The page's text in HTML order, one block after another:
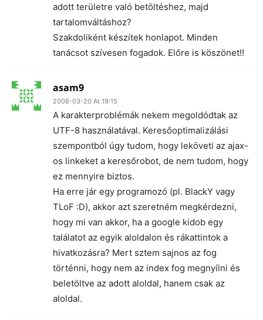
adott területre való betöltéshez, majd
tartalomváltáshoz?
Szakdoliként készítek honlapot. Minden
tanácsot szívesen fogadok. Előre is köszönet!!
asam9
2008-03-20 At 19:15
A karakterproblémák nekem megoldódtak az
UTF-8 használatával. Keresőoptimalizálási
szempontból úgy tudom, hogy leköveti az ajax-
os linkeket a keresőrobot, de nem tudom, hogy
ez mennyire biztos.
Ha erre jár egy programozó (pl. BlackY vagy
TLoF :D), akkor azt szeretném megkérdezni,
hogy mi van akkor, ha a google kidob egy
találatot az egyik aloldalon és rákattintok a
hivatkozásra? Mert sztem sajnos az fog
történni, hogy nem az index fog megnyílni és
beletöltve az adott aloldal, hanem csak az
aloldal.